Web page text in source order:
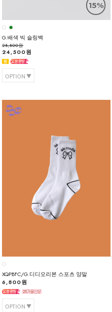
15%
G.배색 빅 슬링백
28,800원
24,500원
OPTION
XQPBFC/G.디디오리본 스포츠 양말
6,800원
OPTION